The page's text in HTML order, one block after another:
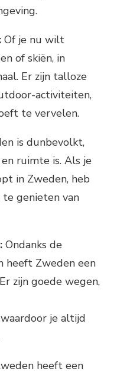
Of je nu wilt
of skiën, in
Er zijn talloze
activiteiten,
te vervelen.
is dunbevolkt,
ruimte is. Als je
in Zweden, heb
genieten van
Ondanks de
heeft Zweden een
zijn goede wegen,
je altijd
heeft een